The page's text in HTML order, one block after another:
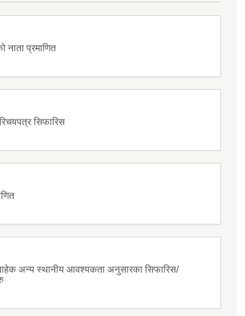
नाता प्रमाणित
सिफारिस
अन्य स्थानीय आवश्यकता अनुसारका सिफारिस/